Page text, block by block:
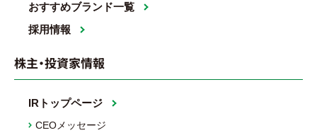
おすすめブランド一覧
採用情報
株主・投資家情報
IRトップページ
CEOメッセージ